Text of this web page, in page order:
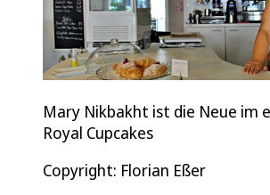
Mary Nikbakht ist die Neue im
Royal Cupcakes
Copyright: Florian Eßer